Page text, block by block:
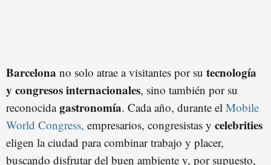
Barcelona no solo atrae a visitantes por su tecnología
y congresos internacionales, sino también por su
reconocidagastronomía. Cada año, durante el Mobile
World Congress, empresarios, congresistas y celebrities
eligen la ciudad para combinar trabajo y placer,
buscando disfrutar del buen ambiente y, por supuesto,